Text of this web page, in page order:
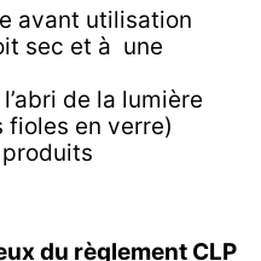
avant utilisation
sec et à une
de la lumière
en verre)
du règlement CLP